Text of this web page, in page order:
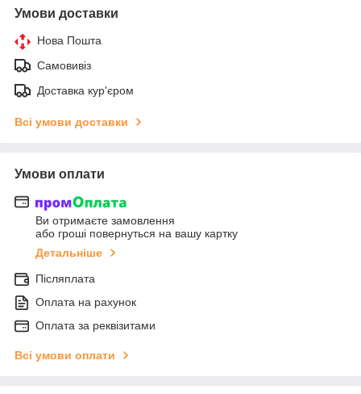
Умови доставки
Нова Пошта
Самовивіз
Доставка кур'єром
Всі умови доставки
Умови оплати
Ви отримаєте замовлення
або гроші повернуться на вашу картку
Детальніше
Післяплата
Оплата на рахунок
Оплата за реквізитами
Всі умови оплати